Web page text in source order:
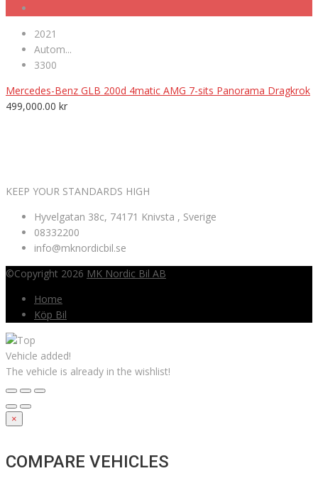
2021
Autom...
3300
Mercedes-Benz GLB 200d 4matic AMG 7-sits Panorama Dragkrok
499,000.00 kr
KEEP YOUR STANDARDS HIGH
Hyvelgatan 38c, 74171 Knivsta , Sverige
08332200
info@mknordicbil.se
©Copyright 2026 MK Nordic Bil AB
Home
Köp Bil
Vehicle added!
The vehicle is already in the wishlist!
×
COMPARE VEHICLES